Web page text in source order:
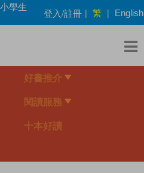
小學生
登入/註冊 | 繁 | English
好書推介
閱讀服務
十本好讀